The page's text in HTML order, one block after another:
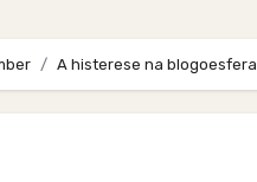
A histerese na blogoesfera